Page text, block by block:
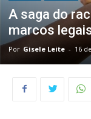
A saga do
marcos
Por Gisele Leite - 16